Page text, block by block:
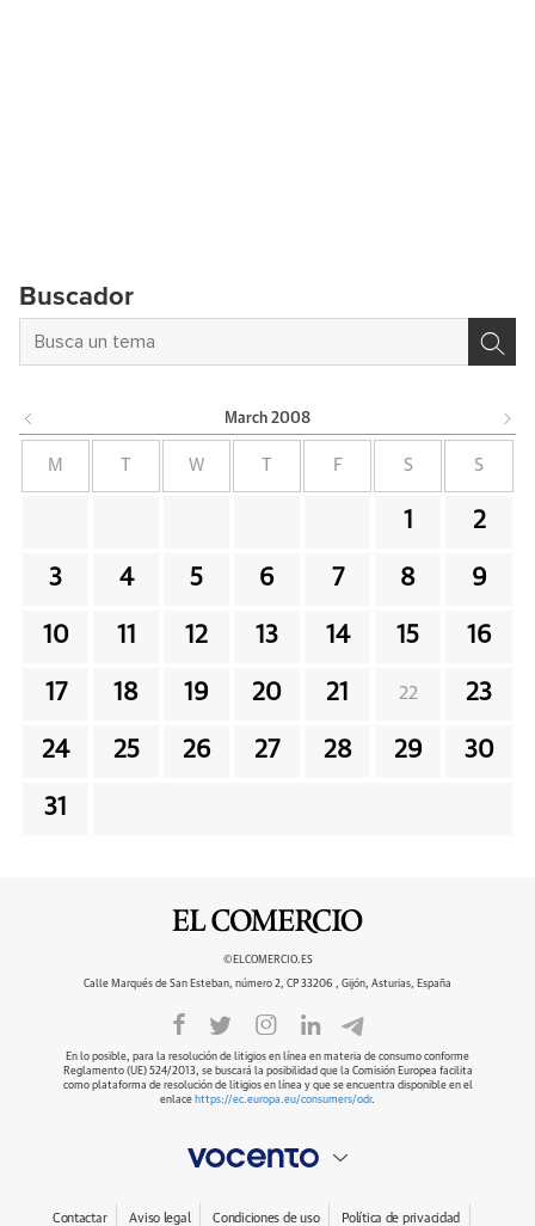
Buscador
March 2008
M W F S S
1 2
3 4 5 6 7 8 9
10 11 12 13 14 15 16
17 18 19 20 21 22 23
24 25 26 27 28 29 30
31
©ELCOMERCIO.ES
Calle Marqués de San Esteban, número 2, CP 33206 , Gijón, Asturias, España
En lo posible, para la resolución de litigios en línea en materia de consumo conforme
Reglamento (UE) 524/2013, se buscará la posibilidad que la Comisión Europea facilita
como plataforma de resolución de litigios en línea y que se encuentra disponible en el
enlace https://ec.europa.eu/consumers/odr.
Contactar Aviso legal Condiciones de uso Política de privacidad